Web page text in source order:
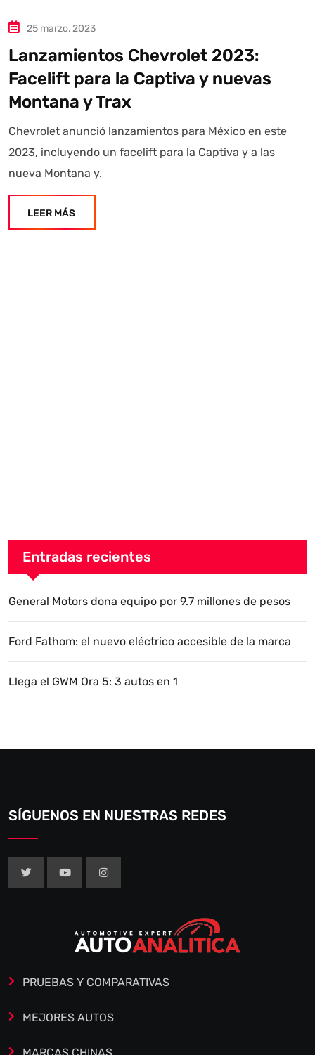
25 marzo, 2023
Lanzamientos Chevrolet 2023:
Facelift para la Captiva y nuevas
Montana y Trax
Chevrolet anunció lanzamientos para México en este
2023, incluyendo un facelift para la Captiva y a las
nueva Montana y.
LEER MÁS
Entradas recientes
General Motors dona equipo por 9.7 millones de pesos
Ford Fathom: el nuevo eléctrico accesible de la marca
Llega el GWM Ora 5: 3 autos en 1
SÍGUENOS EN NUESTRAS REDES
PRUEBAS Y COMPARATIVAS
MEJORES AUTOS